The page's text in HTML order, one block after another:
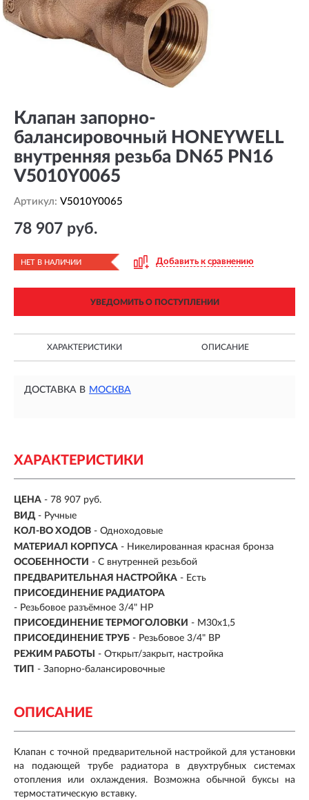
Клапан запорно-
балансировочный HONEYWELL
внутренняя резьба DN65 PN16
V5010Y0065
Артикул: V5010Y0065
78 907 руб.
НЕТ В НАЛИЧИИ Добавить к сравнению
УВЕДОМИТЬ О ПОСТУПЛЕНИИ
ХАРАКТЕРИСТИКИ ОПИСАНИЕ
ДОСТАВКА В МОСКВА
ХАРАКТЕРИСТИКИ
ЦЕНА - 78 907 руб.
ВИД - Ручные
КОЛ-ВО ХОДОВ - Одноходовые
МАТЕРИАЛ КОРПУСА - Никелированная красная бронза
ОСОБЕННОСТИ - С внутренней резьбой
ПРЕДВАРИТЕЛЬНАЯ НАСТРОЙКА - Есть
ПРИСОЕДИНЕНИЕ РАДИАТОРА
- Резьбовое разъёмное 3/4" НР
ПРИСОЕДИНЕНИЕ ТЕРМОГОЛОВКИ - М30х1,5
ПРИСОЕДИНЕНИЕ ТРУБ - Резьбовое 3/4" ВР
РЕЖИМ РАБОТЫ
- Открыт/закрыт, настройка
ТИП - Запорно-балансировочные
ОПИСАНИЕ
Клапан с точной предварительной настройкой для установки
на подающей трубе радиатора в двухтрубных системах
отопления или охлаждения. Возможна обычной буксы на
термостатическую вставку.